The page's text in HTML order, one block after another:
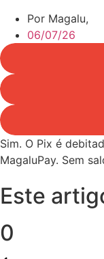
Por Magalu,
06/07/26
Sim. O Pix é
MagaluPay. Sem
Este
0